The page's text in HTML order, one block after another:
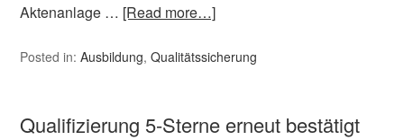
Aktenanlage … [Read more…]
Posted in:Ausbildung,Qualitätssicherung
Qualifizierung 5-Sterne erneut bestätigt